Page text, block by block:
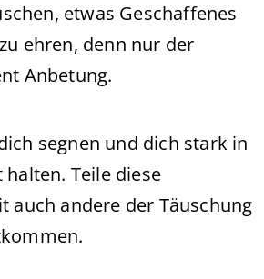
etwas Geschaffenes
ehren, denn nur der
Anbetung.
segnen und dich stark in
Teile diese
auch andere der Täuschung